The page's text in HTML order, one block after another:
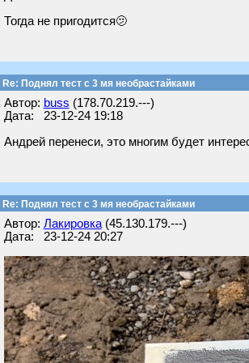
Тогда не пригодится🫤
Re: Поднял тест с 3 мя необрастайками
Автор: buss (178.70.219.---)
Дата: 23-12-24 19:18
Андрей перенеси, это многим будет
Re: Поднял тест с 3 мя необрастайками
Автор: Лакировка(45.130.179.---)
Дата: 23-12-24 20:27